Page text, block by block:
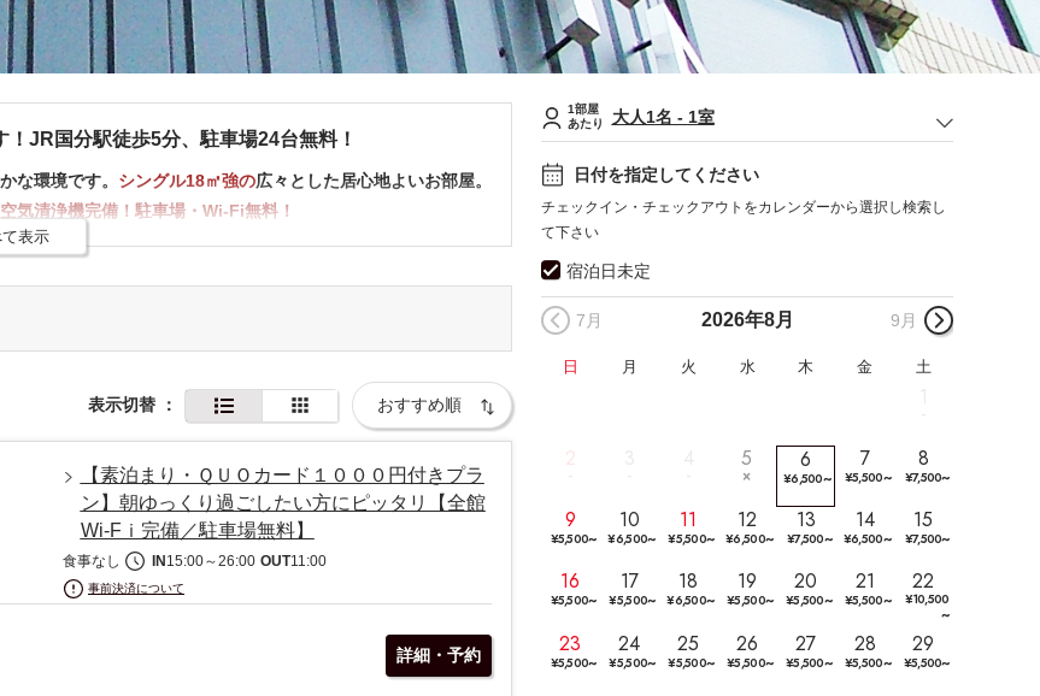
JR国分駅徒歩5分、駐車場24台無料！
な環境です。 シングル18㎡強の広々とした居心地よいお部屋。
気清浄機完備！駐車場・Wi-Fi無料！
居心地良く過ごせる空間作りにこだわっております。
タンプ10個で
QUOカード1,000円をご進呈しております。
レンジ、無料漫画コミック、自動販売機
場：4台）
表示
表示切替 ：
【素泊まり・ＱＵＯカード１０００円付きプラ
ン】朝ゆっくり過ごしたい方にピッタリ【全館
Wi-Fｉ完備／駐車場無料】
食事なし IN15:00～26:00 OUT11:00
事前決済について
詳細・予約
1部屋
あたり
大人1名 - 1室
日付を指定してください
チェックイン・チェックアウトをカレンダーから選択し検索し
て下さい
宿泊日未定
7月 2026年8月 9月
日 月 火 水 木 金 土
2 5 6
¥6,500~
7
¥5,500~
8
¥7,500~
9
¥5,500~
10
¥6,500~
11
¥5,500~
12
¥6,500~
13
¥7,500~
14
¥6,500~
15
¥7,500~
16
¥5,500~
17
¥5,500~
18
¥6,500~
19
¥5,500~
20
¥5,500~
21
¥5,500~
22
¥10,500
~
23
¥5,500~
24
¥5,500~
25
¥5,500~
26
¥5,500~
27
¥5,500~
28
¥5,500~
29
¥5,500~